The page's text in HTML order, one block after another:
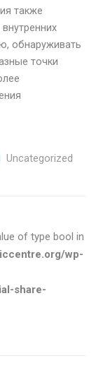
также
обнаруживать
точки
Uncategorized
of type bool in
wp-
share-